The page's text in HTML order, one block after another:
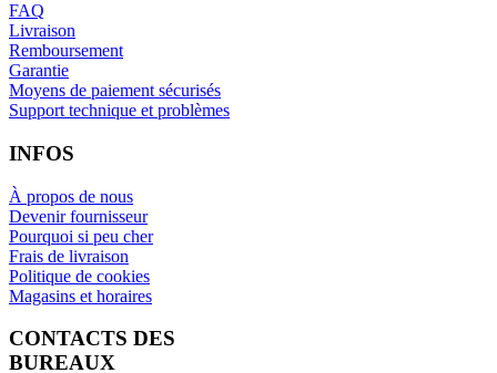
FAQ
Livraison
Remboursement
Garantie
Moyens de paiement sécurisés
Support technique et problèmes
INFOS
À propos de nous
Devenir fournisseur
Pourquoi si peu cher
Frais de livraison
Politique de cookies
Magasins et horaires
CONTACTS DES
BUREAUX